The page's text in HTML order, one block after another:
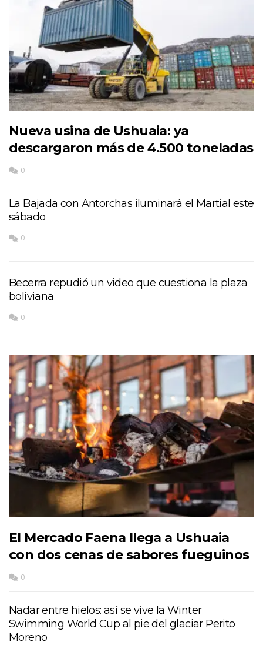
Nueva usina de Ushuaia: ya
descargaron más de 4.500 toneladas
0
La Bajada con Antorchas iluminará el Martial este
sábado
0
Becerra repudió un video que cuestiona la plaza
boliviana
0
El Mercado Faena llega a Ushuaia
con dos cenas de sabores fueguinos
0
Nadar entre hielos: así se vive la Winter
Swimming World Cup al pie del glaciar Perito
Moreno